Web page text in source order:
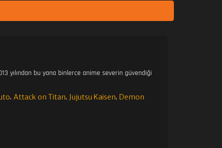
yılından bu yana binlerce anime severin güvendiği
, Attack on Titan, Jujutsu Kaisen, Demon